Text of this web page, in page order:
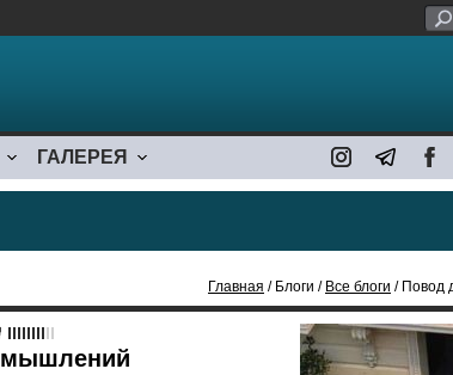
ГАЛЕРЕЯ
Главная / Блоги / Все блоги / Повод